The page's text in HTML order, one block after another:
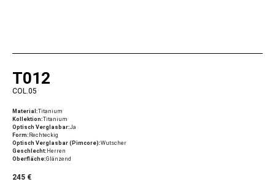
T012
COL.05
Material:Titanium
Kollektion:Titanium
Optisch Verglasbar:Ja
Form: Rechteckig
Optisch Verglasbar (Pimcore):Wutscher
Geschlecht: Herren
Oberfläche:Glänzend
245 €